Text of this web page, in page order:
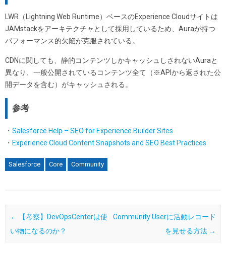
LWR（Lightning Web Runtime）ベースのExperience Cloudサイトは
JAMstackをアーキテクチャとして採用しているため、Auraが持つ
パフォーマンス的欠陥が克服されている。
CDNに関しても、静的コンテンツしかキャッシュしされないAuraと
異なり、一般公開されているコンテンツ全て（※APIから返された公
開データを含む）がキャッシュされる。
参考
・ Salesforce Help – SEO for Experience Builder Sites
・ Experience Cloud Content Snapshots and SEO Best Practices
Salesforce Core Community
Post navigation
← 【考察】DevOpsCenterは使
い物になるのか？
Community Userに活動レコード
を見せる方法 →